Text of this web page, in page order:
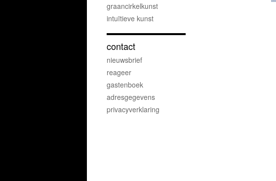
graancirkelkunst
intuïtieve kunst
contact
nieuwsbrief
reageer
gastenboek
adresgegevens
privacyverklaring